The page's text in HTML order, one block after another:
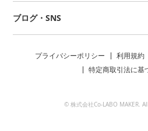
ブログ・SNS
プライバシーポリシー 利用規約
特定商取引法に基
© 株式会社Co-LABO MAKER.